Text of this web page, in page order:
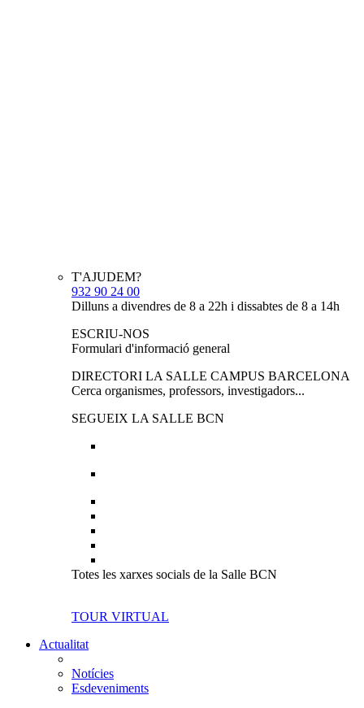
T'AJUDEM?
932 90 24 00
Dilluns a divendres de 8 a 22h i dissabtes de 8 a 14h
ESCRIU-NOS
Formulari d'informació general
DIRECTORI LA SALLE CAMPUS BARCELONA
Cerca organismes, professors, investigadors...
SEGUEIX LA SALLE BCN
Totes les xarxes socials de la Salle BCN
TOUR VIRTUAL
Actualitat
Notícies
Esdeveniments